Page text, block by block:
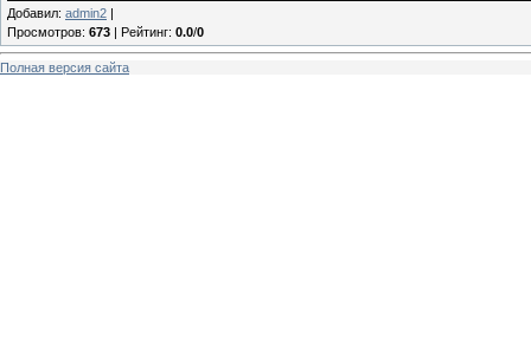
Добавил: admin2 |
Просмотров: 673 | Рейтинг: 0.0/0
Полная версия сайта